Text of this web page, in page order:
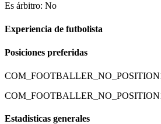
Es árbitro: No
Experiencia de futbolista
Posiciones preferidas
Estadisticas generales